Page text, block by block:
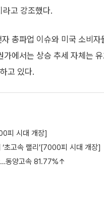
고 강조했다.
총파업 이슈와 미국 소비
에서는 상승 추세 자체는
고 있다.
피 시대 개장]
초고속 랠리’[7000피 시대 개장]
…동양고속 81.77%↑